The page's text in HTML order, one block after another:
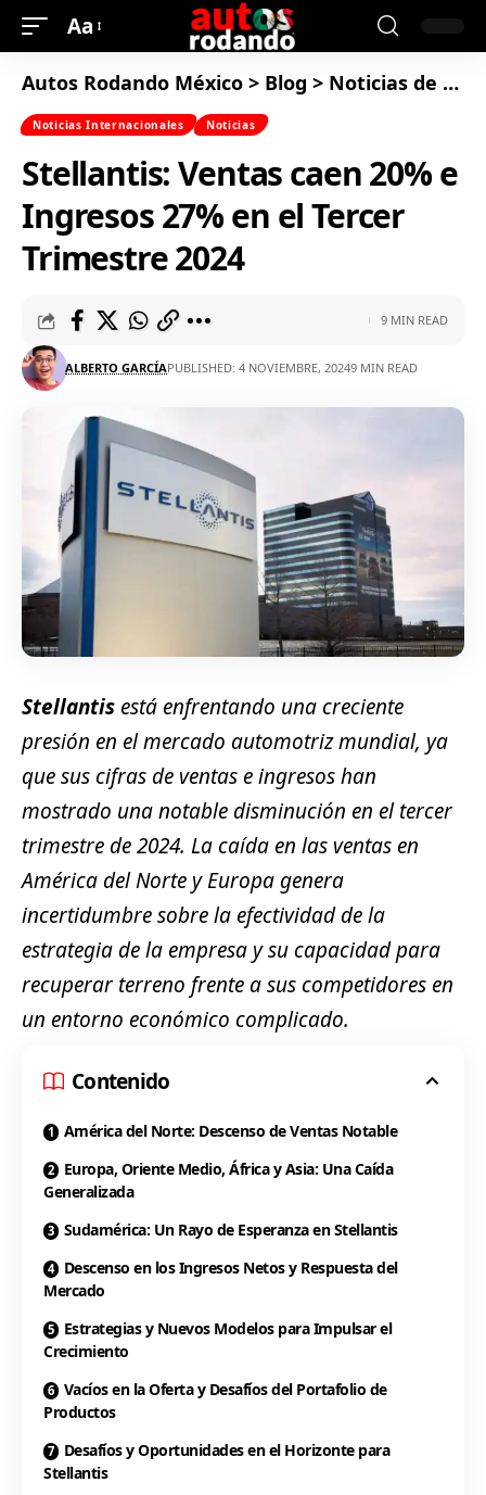
Aa
Autos Rodando México > Blog > Noticias de Autos
Noticias Internacionales Noticias
Stellantis: Ventas caen 20% e
Ingresos 27% en el Tercer
Trimestre 2024
ALBERTO GARCÍAPUBLISHED: 4 NOVIEMBRE, 20249 MIN READ
9 MIN READ
Stellantis está enfrentando una creciente
presión en el mercado automotriz mundial, ya
que sus cifras de ventas e ingresos han
mostrado una notable disminución en el tercer
trimestre de 2024. La caída en las ventas en
América del Norte y Europa genera
incertidumbre sobre la efectividad de la
estrategia de la empresa y su capacidad para
recuperar terreno frente a sus competidores en
un entorno económico complicado.
Contenido
América del Norte: Descenso de Ventas Notable
Europa, Oriente Medio, África y Asia: Una Caída
Generalizada
Sudamérica: Un Rayo de Esperanza en Stellantis
Descenso en los Ingresos Netos y Respuesta del
Mercado
Estrategias y Nuevos Modelos para Impulsar el
Crecimiento
Vacíos en la Oferta y Desafíos del Portafolio de
Productos
Desafíos y Oportunidades en el Horizonte para
Stellantis